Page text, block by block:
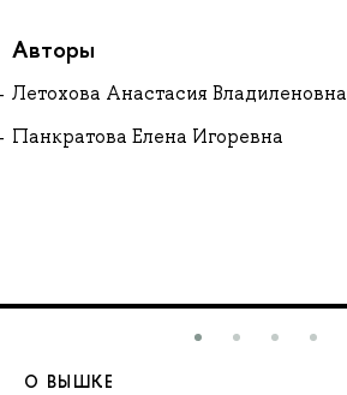
Авторы
Летохова Анастасия Владиленовна
Панкратова Елена Игоревна
О ВЫШКЕ